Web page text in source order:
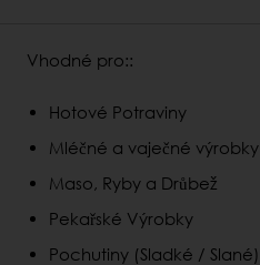
Vhodné pro::
Hotové Potraviny
Mléčné a vaječné výrobky
Maso, Ryby a Drůbež
Pekařské Výrobky
Pochutiny (Sladké / Slané)